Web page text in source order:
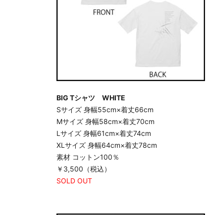
BIG Tシャツ WHITE
Sサイズ 身幅55cm×着丈66cm
Mサイズ 身幅58cm×着丈70cm
Lサイズ 身幅61cm×着丈74cm
XLサイズ 身幅64cm×着丈78cm
素材 コットン100％
￥3,500（税込）
SOLD OUT